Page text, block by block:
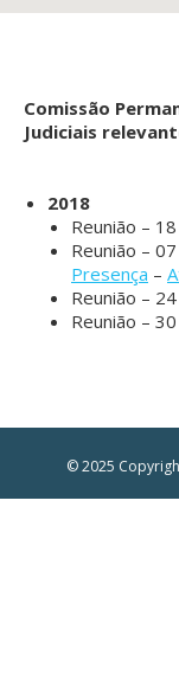
Comissão
Judiciais
2018
Reunião –
Reunião –
Presença –
Reunião –
Reunião –
© 2025